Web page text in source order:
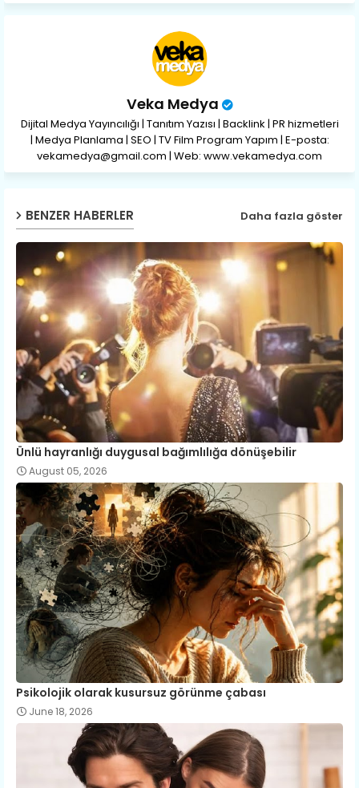
Veka Medya
Dijital Medya Yayıncılığı | Tanıtım Yazısı | Backlink | PR hizmetleri
| Medya Planlama | SEO | TV Film Program Yapım | E-posta:
vekamedya@gmail.com | Web: www.vekamedya.com
BENZER HABERLER Daha fazla göster
Ünlü hayranlığı duygusal bağımlılığa dönüşebilir
August 05, 2026
Psikolojik olarak kusursuz görünme çabası
June 18, 2026